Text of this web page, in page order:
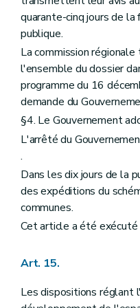
Art. 292
Art. 293
Art. 295
Art. 296
Art. 297
Art. 298
Art. 299
Art. 301
Section 5 Des
Section 6 Du
Art. 304
Section 7
Art. 306
Art. 310
quarante-cinq jours de
publique.
La commission
l'ensemble du dossier
programme du 16
demande du
§4. Le Gouvernement
L'arrêté du
.
Dans les dix jours de la
des expéditions du
communes.
Cet article a été
Art. 15.
Les dispositions réglant